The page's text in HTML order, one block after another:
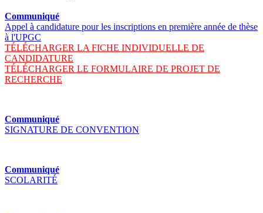
Communiqué
Appel à candidature pour les inscriptions en première année de thèse
à l'UPGC
TÉLÉCHARGER LA FICHE INDIVIDUELLE DE
CANDIDATURE
TÉLÉCHARGER LE FORMULAIRE DE PROJET DE
RECHERCHE
Communiqué
SIGNATURE DE CONVENTION
Communiqué
SCOLARITÉ